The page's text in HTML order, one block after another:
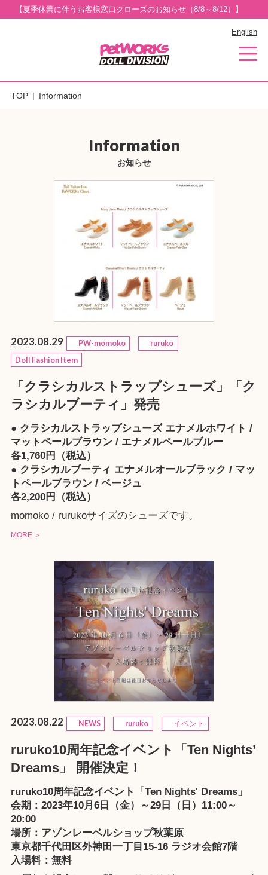
【夏季休業に伴うお客様窓口クローズのお知らせ（8/8～8/12）】
English
TOP Information
Information
お知らせ
2023.08.29 PW-momoko
ruruko
Doll Fashion Item
「クラシカルストラップシューズ」「ク
ラシカルブーティ」発売
● クラシカルストラップシューズ エナメルホワイト /
マットペールブラウン / エナメルペールブルー
各1,760円（税込）
● クラシカルブーティ エナメルオールブラック / マッ
トペールブラウン / ベージュ
各2,200円（税込）
momoko / rurukoサイズのシューズです。
MORE ＞
2023.08.22 NEWS ruruko イベント
ruruko10周年記念イベント「Ten Nights’
Dreams」 開催決定！
ruruko10周年記念イベント「Ten Nights' Dreams」
会期：2023年10月6日（金）～29日（日）11:00～
20:00
場所： アゾンレーベルショップ秋葉原
東京都千代田区外神田一丁目15-16 ラジオ会館7階
入場料：無料